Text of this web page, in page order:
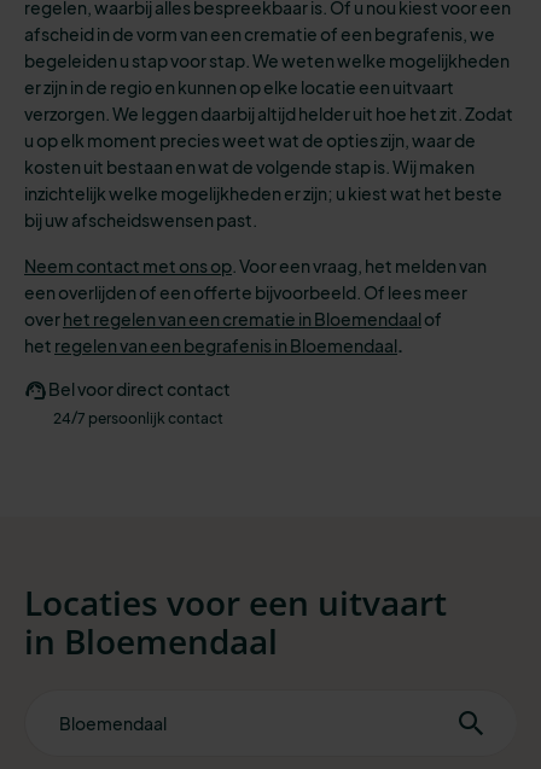
regelen, waarbij alles bespreekbaar is. Of u nou kiest voor een
afscheid in de vorm van een crematie of een begrafenis, we
begeleiden u stap voor stap. We weten welke mogelijkheden
er zijn in de regio en kunnen op elke locatie een uitvaart
verzorgen. We leggen daarbij altijd helder uit hoe het zit. Zodat
u op elk moment precies weet wat de opties zijn, waar de
kosten uit bestaan en wat de volgende stap is. Wij maken
inzichtelijk welke mogelijkheden er zijn; u kiest wat het beste
bij uw afscheidswensen past.
Neem contact met ons op . Voor een vraag, het melden van
een overlijden of een offerte bijvoorbeeld. Of lees meer
overhet regelen van een crematie in Bloemendaal of
het regelen van een begrafenis in Bloemendaal.
Bel voor direct contact
24/7 persoonlijk contact
Locaties voor een uitvaart
in Bloemendaal